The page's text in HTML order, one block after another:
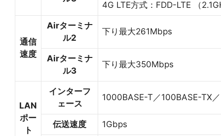
4G LTE方式：FDD-LTE （
通信
速度
Airターミナ
ル2
下り最大261Mbps
Airターミナ
ル3
下り最大350Mbps
LAN
ポー
ト
インターフ
ェース
1000BASE-T／100BASE-TX
伝送速度 1Gbps